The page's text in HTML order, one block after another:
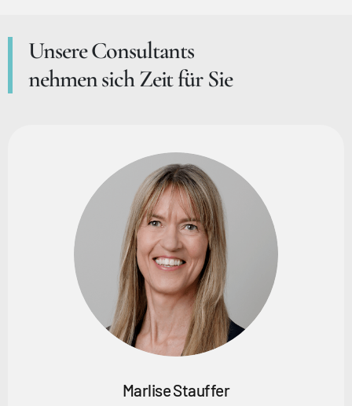
Unsere Consultants
nehmen sich Zeit für Sie
Marlise Stauffer